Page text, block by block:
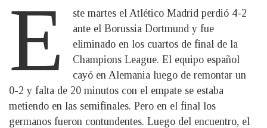
E
ste martes el Atlético Madrid perdió 4-2
ante el Borussia Dortmund y fue
eliminado en los cuartos de final de la
Champions League. El equipo español
cayó en Alemania luego de remontar un
0-2 y falta de 20 minutos con el empate se estaba
metiendo en las semifinales. Pero en el final los
germanos fueron contundentes. Luego del encuentro, el